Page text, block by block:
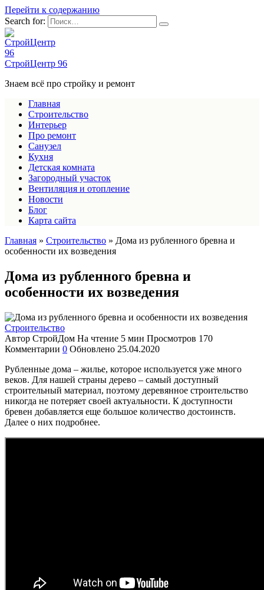
Перейти к содержанию
Search for:
СтройЦентр 96
Знаем всё про стройку и ремонт
Главная
Строительство
Интерьер
Про ремонт
Санузел
Кухня
Детская комната
Загородный участок
Вентиляция и отопление
Новости
Блог
Карта сайта
Главная » Строительство » Дома из рубленного бревна и
особенности их возведения
Дома из рубленного бревна и
особенности их возведения
Строительство
Автор СтройДом На чтение 5 мин Просмотров 170
Комментарии 0 Обновлено 25.04.2020
Рубленные дома – жилье, которое используется уже много
веков. Для нашей страны дерево – самый доступный
строительный материал, поэтому деревянное строительство
никогда не потеряет своей актуальности. К доступности
бревен добавляется еще большое количество достоинств.
Далее о них подробнее.